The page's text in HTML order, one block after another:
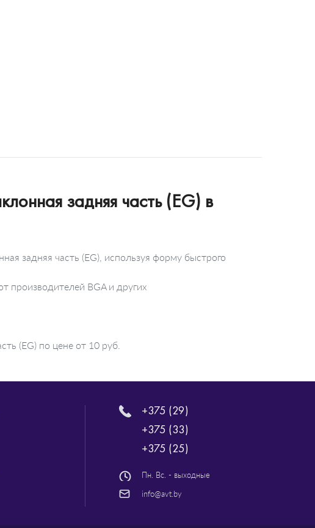
задняя часть (EG) в
задняя часть (EG), используя форму быстрого
производителей BGA и других
(EG) по цене от 10 руб.
+375 (29)
+375 (33)
+375 (25)
Пн. Вс. - выходные
info@avt.by